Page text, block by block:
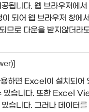
공됩니다. 웹 브라우저
되어 웹 브라우저 창
므로 다운을 받지않더라
면 Excel이 설치되어
있습니다. 또한 Excel
습니다. 그러나 데이터